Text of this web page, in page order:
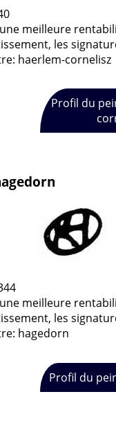
meilleure
les
haerlem-cornelisz
Profil du
meilleure
les
hagedorn
Profil du